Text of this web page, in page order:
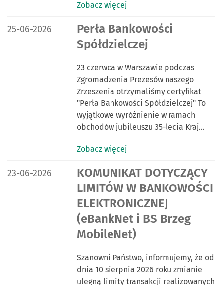
Zobacz więcej
DATA PUBLIKACJI:
25-06-2026
Perła Bankowości
Spółdzielczej
23 czerwca w Warszawie podczas
Zgromadzenia Prezesów naszego
Zrzeszenia otrzymaliśmy certyfikat
"Perła Bankowości Spółdzielczej" To
wyjątkowe wyróżnienie w ramach
obchodów jubileuszu 35-lecia Kraj…
Zobacz więcej
DATA PUBLIKACJI:
23-06-2026
KOMUNIKAT DOTYCZĄCY
LIMITÓW W BANKOWOŚCI
ELEKTRONICZNEJ
(eBankNet i BS Brzeg
MobileNet)
Szanowni Państwo, informujemy, że od
dnia 10 sierpnia 2026 roku zmianie
ulegną limity transakcji realizowanych